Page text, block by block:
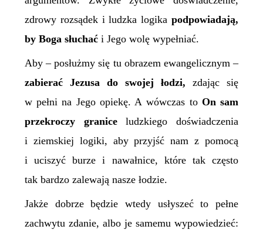
zdrowy rozsądek i ludzka logikapodpowiadają,
by Boga słuchaći Jego wolę wypełniać.
Aby – posłużmy się tu obrazem ewangelicznym –
zabierać Jezusa do swojej łodzi,zdając się
w pełni na Jego opiekę. A wówczas toOn sam
przekroczy graniceludzkiego doświadczenia
i ziemskiej logiki, aby przyjść nam z pomocą
i uciszyć burze i nawałnice, które tak często
tak bardzo zalewają nasze łodzie.
Jakże dobrze będzie wtedy usłyszeć to pełne
zachwytu zdanie, albo je samemu wypowiedzieć: